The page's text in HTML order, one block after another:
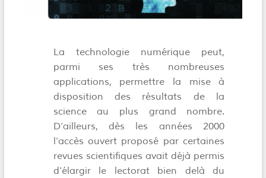
La technologie numérique peut,
parmi ses très nombreuses
applications, permettre la mise à
disposition des résultats de la
science au plus grand nombre.
D’ailleurs, dès les années 2000
l’accès ouvert proposé par certaines
revues scientifiques avait déjà permis
d’élargir le lectorat bien delà du